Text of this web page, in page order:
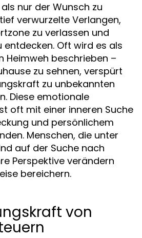
nur der Wunsch zu
verwurzelte Verlangen,
zu verlassen und
entdecken. Oft wird es als
Heimweh beschrieben –
zu sehnen, verspürt
zu unbekannten
Diese emotionale
oft mit einer inneren Suche
und persönlichem
Menschen, die unter
auf der Suche nach
Perspektive verändern
bereichern.
von